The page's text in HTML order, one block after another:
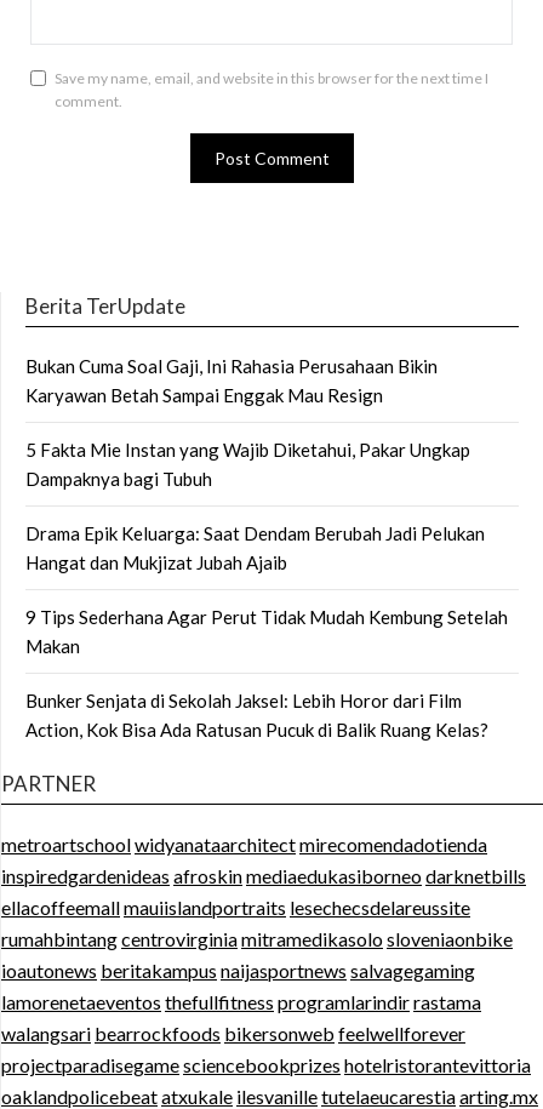
Save my name, email, and website in this browser for the next time I
comment.
Berita TerUpdate
Bukan Cuma Soal Gaji, Ini Rahasia Perusahaan Bikin
Karyawan Betah Sampai Enggak Mau Resign
5 Fakta Mie Instan yang Wajib Diketahui, Pakar Ungkap
Dampaknya bagi Tubuh
Drama Epik Keluarga: Saat Dendam Berubah Jadi Pelukan
Hangat dan Mukjizat Jubah Ajaib
9 Tips Sederhana Agar Perut Tidak Mudah Kembung Setelah
Makan
Bunker Senjata di Sekolah Jaksel: Lebih Horor dari Film
Action, Kok Bisa Ada Ratusan Pucuk di Balik Ruang Kelas?
PARTNER
metroartschoolwidyanataarchitectmirecomendadotienda
inspiredgardenideas afroskinmediaedukasiborneodarknetbills
ellacoffeemallmauiislandportraits lesechecsdelareussite
rumahbintangcentrovirginiamitramedikasolosloveniaonbike
ioautonews beritakampus naijasportnews salvagegaming
lamorenetaeventos thefullfitness programlarindirrastama
walangsari bearrockfoods bikersonweb feelwellforever
projectparadisegamesciencebookprizes hotelristorantevittoria
oaklandpolicebeatatxukale ilesvanilletutelaeucarestiaarting.mx